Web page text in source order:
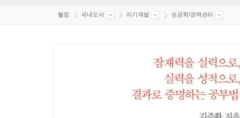
웰컴 국내도서 자기계발 성공학/경력관리